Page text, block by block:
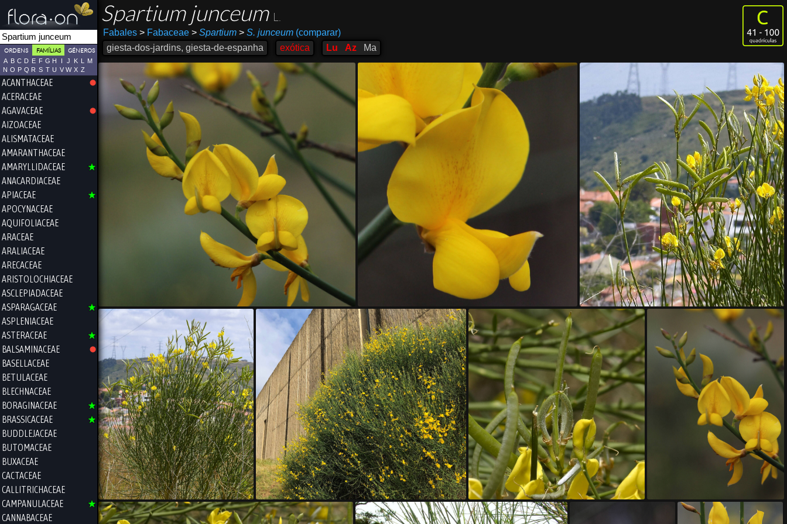
ORDENS FAMÍLIAS GÉNEROS
A B C D E F G H I J K L
M
N O P Q R S T U V W X Z
ACANTHACEAE
ACERACEAE
AGAVACEAE
AIZOACEAE
ALISMATACEAE
AMARANTHACEAE
AMARYLLIDACEAE
ANACARDIACEAE
APIACEAE
APOCYNACEAE
AQUIFOLIACEAE
ARACEAE
ARALIACEAE
ARECACEAE
ARISTOLOCHIACEAE
ASCLEPIADACEAE
ASPARAGACEAE
ASPLENIACEAE
ASTERACEAE
BALSAMINACEAE
BASELLACEAE
BETULACEAE
BLECHNACEAE
BORAGINACEAE
BRASSICACEAE
BUDDLEJACEAE
BUTOMACEAE
BUXACEAE
CACTACEAE
CALLITRICHACEAE
CAMPANULACEAE
CANNABACEAE
Spartium junceum
Fabales >Fabaceae > Spartium > S. junceum(comparar)
giesta-dos-jardins, giesta-de-espanha
exótica Lu Az Ma